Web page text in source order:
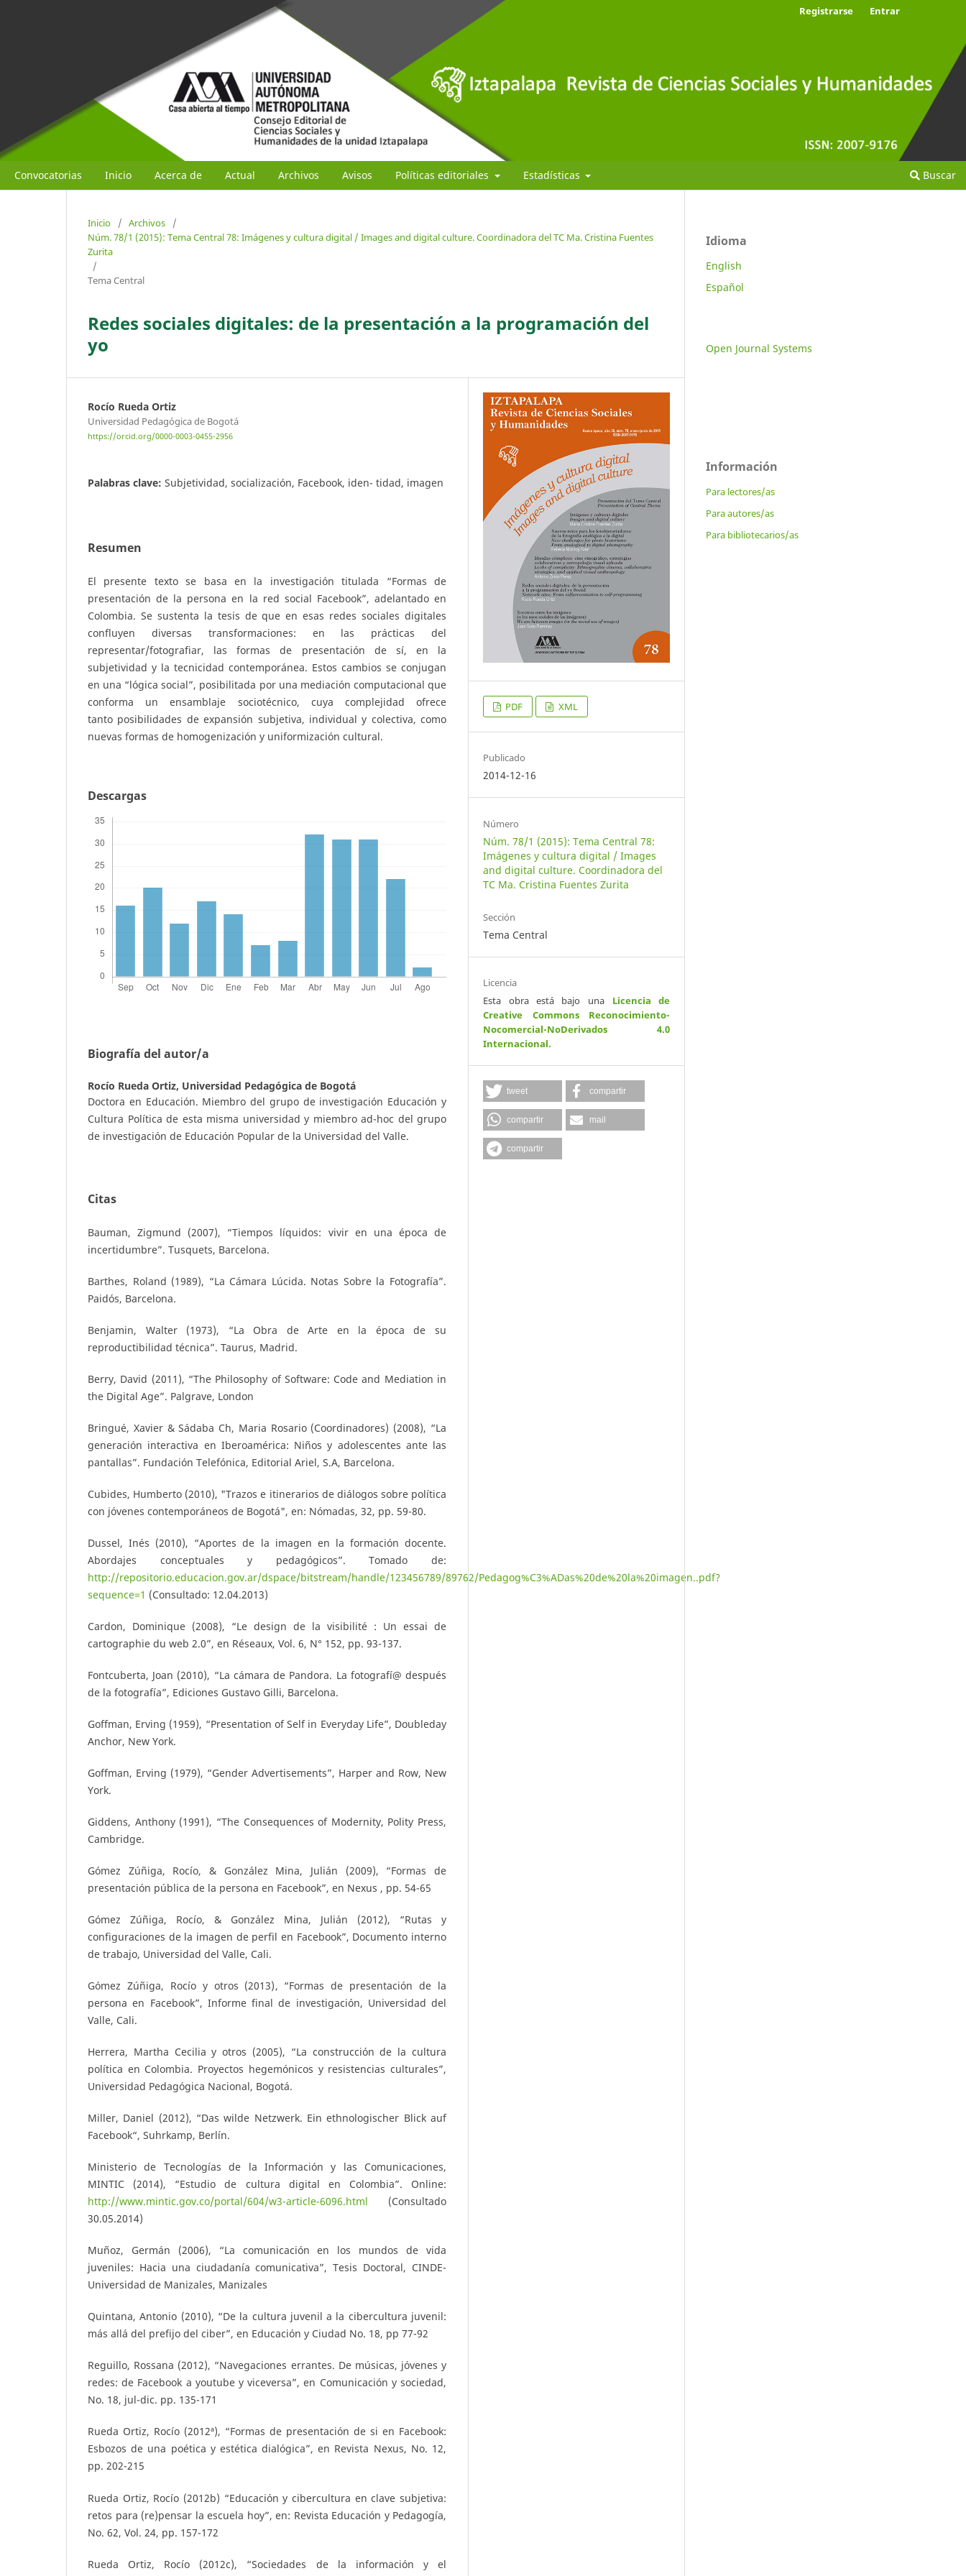
Convocatorias Inicio Acerca de Actual Archivos Avisos Políticas editoriales Estadísticas Buscar
Registrarse Entrar
Inicio / Archivos
/
Núm. 78/1 (2015): Tema Central 78: Imágenes y cultura digital / Images and digital culture. Coordinadora del TC Ma. Cristina Fuentes
Zurita
/
Tema Central
Redes sociales digitales: de la presentación a la programación del
yo
Rocío Rueda Ortiz
Universidad Pedagógica de Bogotá
https://orcid.org/0000-0003-0455-2956
Palabras clave: Subjetividad, socialización, Facebook, iden- tidad, imagen
Resumen
El presente texto se basa en la investigación titulada “Formas de
presentación de la persona en la red social Facebook”, adelantado en
Colombia. Se sustenta la tesis de que en esas redes sociales digitales
confluyen diversas transformaciones: en las prácticas del
representar/fotografiar, las formas de presentación de sí, en la
subjetividad y la tecnicidad contemporánea. Estos cambios se conjugan
en una “lógica social”, posibilitada por una mediación computacional que
conforma un ensamblaje sociotécnico, cuya complejidad ofrece
tanto posibilidades de expansión subjetiva, individual y colectiva, como
nuevas formas de homogenización y uniformización cultural.
Descargas
Biografía del autor/a
Rocío Rueda Ortiz, Universidad Pedagógica de Bogotá
Doctora en Educación. Miembro del grupo de investigación Educación y
Cultura Política de esta misma universidad y miembro ad-hoc del grupo
de investigación de Educación Popular de la Universidad del Valle.
Citas
Bauman, Zigmund (2007), “Tiempos líquidos: vivir en una época de
incertidumbre”. Tusquets, Barcelona.
Barthes, Roland (1989), “La Cámara Lúcida. Notas Sobre la Fotografía”.
Paidós, Barcelona.
Benjamin, Walter (1973), “La Obra de Arte en la época de su
reproductibilidad técnica”. Taurus, Madrid.
Berry, David (2011), “The Philosophy of Software: Code and Mediation in
the Digital Age”. Palgrave, London
Bringué, Xavier & Sádaba Ch, Maria Rosario (Coordinadores) (2008), “La
generación interactiva en Iberoamérica: Niños y adolescentes ante las
pantallas”. Fundación Telefónica, Editorial Ariel, S.A, Barcelona.
Cubides, Humberto (2010), "Trazos e itinerarios de diálogos sobre política
con jóvenes contemporáneos de Bogotá", en: Nómadas, 32, pp. 59-80.
Dussel, Inés (2010), “Aportes de la imagen en la formación docente.
Abordajes conceptuales y pedagógicos”. Tomado de:
http://repositorio.educacion.gov.ar/dspace/bitstream/handle/123456789/89762/Pedagog%C3%ADas%20de%20la%20imagen..pdf?
sequence=1 (Consultado: 12.04.2013)
Cardon, Dominique (2008), “Le design de la visibilité : Un essai de
cartographie du web 2.0”, en Réseaux, Vol. 6, N° 152, pp. 93-137.
Fontcuberta, Joan (2010), “La cámara de Pandora. La fotografí@ después
de la fotografía”, Ediciones Gustavo Gilli, Barcelona.
Goffman, Erving (1959), “Presentation of Self in Everyday Life”, Doubleday
Anchor, New York.
Goffman, Erving (1979), “Gender Advertisements”, Harper and Row, New
York.
Giddens, Anthony (1991), “The Consequences of Modernity, Polity Press,
Cambridge.
Gómez Zúñiga, Rocío, & González Mina, Julián (2009), “Formas de
presentación pública de la persona en Facebook”, en Nexus , pp. 54-65
Gómez Zúñiga, Rocío, & González Mina, Julián (2012), “Rutas y
configuraciones de la imagen de perfil en Facebook”, Documento interno
de trabajo, Universidad del Valle, Cali.
Gómez Zúñiga, Rocío y otros (2013), “Formas de presentación de la
persona en Facebook”, Informe final de investigación, Universidad del
Valle, Cali.
Herrera, Martha Cecilia y otros (2005), “La construcción de la cultura
política en Colombia. Proyectos hegemónicos y resistencias culturales”,
Universidad Pedagógica Nacional, Bogotá.
Miller, Daniel (2012), “Das wilde Netzwerk. Ein ethnologischer Blick auf
Facebook“, Suhrkamp, Berlín.
Ministerio de Tecnologías de la Información y las Comunicaciones,
MINTIC (2014), “Estudio de cultura digital en Colombia”. Online:
http://www.mintic.gov.co/portal/604/w3-article-6096.html (Consultado
30.05.2014)
Muñoz, Germán (2006), “La comunicación en los mundos de vida
juveniles: Hacia una ciudadanía comunicativa”, Tesis Doctoral, CINDE-
Universidad de Manizales, Manizales
Quintana, Antonio (2010), “De la cultura juvenil a la cibercultura juvenil:
más allá del prefijo del ciber”, en Educación y Ciudad No. 18, pp 77-92
Reguillo, Rossana (2012), “Navegaciones errantes. De músicas, jóvenes y
redes: de Facebook a youtube y viceversa”, en Comunicación y sociedad,
No. 18, jul-dic. pp. 135-171
Rueda Ortiz, Rocío (2012ª), “Formas de presentación de si en Facebook:
Esbozos de una poética y estética dialógica”, en Revista Nexus, No. 12,
pp. 202-215
Rueda Ortiz, Rocío (2012b) “Educación y cibercultura en clave subjetiva:
retos para (re)pensar la escuela hoy”, en: Revista Educación y Pedagogía,
No. 62, Vol. 24, pp. 157-172
Rueda Ortiz, Rocío (2012c), “Sociedades de la información y el
PDF XML
Publicado
2014-12-16
Número
Núm. 78/1 (2015): Tema Central 78:
Imágenes y cultura digital / Images
and digital culture. Coordinadora del
TC Ma. Cristina Fuentes Zurita
Sección
Tema Central
Licencia
Esta obra está bajo una Licencia de
Creative Commons Reconocimiento-
Nocomercial-NoDerivados 4.0
Internacional.
tweet compartir
compartir mail
compartir
Idioma
English
Español
Open Journal Systems
Información
Para lectores/as
Para autores/as
Para bibliotecarios/as